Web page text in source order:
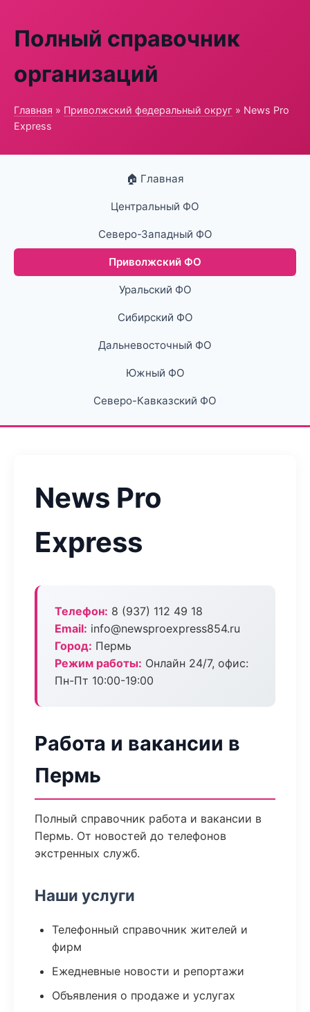
Полный справочник
организаций
Главная » Приволжский федеральный округ » News Pro
Express
🏠 Главная
Центральный ФО
Северо-Западный ФО
Приволжский ФО
Уральский ФО
Сибирский ФО
Дальневосточный ФО
Южный ФО
Северо-Кавказский ФО
News Pro
Express
Телефон: 8 (937) 112 49 18
Email: info@newsproexpress854.ru
Город: Пермь
Режим работы: Онлайн 24/7, офис:
Пн-Пт 10:00-19:00
Работа и вакансии в
Пермь
Полный справочник работа и вакансии в
Пермь. От новостей до телефонов
экстренных служб.
Наши услуги
Телефонный справочник жителей и
фирм
Ежедневные новости и репортажи
Объявления о продаже и услугах